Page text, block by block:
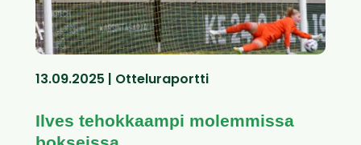
13.09.2025 | Otteluraportti
Ilves tehokkaampi molemmissa